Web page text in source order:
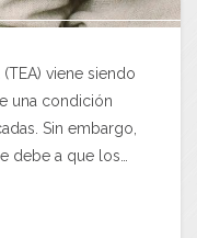
viene siendo
una condición
Sin embargo,
debe a que los…